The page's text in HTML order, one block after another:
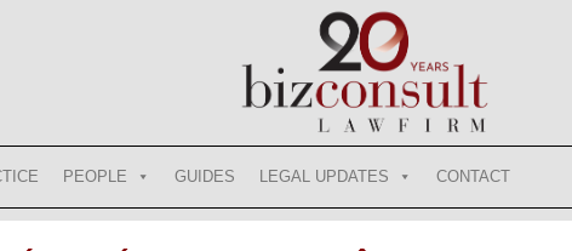
PEOPLE GUIDES LEGAL UPDATES CONTACT